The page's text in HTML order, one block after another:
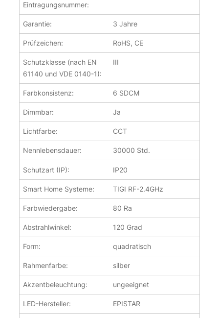
Eintragungsnummer:
Garantie: 3 Jahre
Prüfzeichen: RoHS, CE
Schutzklasse (nach EN
61140 und VDE 0140-1):
III
Farbkonsistenz: 6 SDCM
Dimmbar: Ja
Lichtfarbe: CCT
Nennlebensdauer: 30000 Std.
Schutzart (IP): IP20
Smart Home Systeme: TIGI RF-2.4GHz
Farbwiedergabe: 80 Ra
Abstrahlwinkel: 120 Grad
Form: quadratisch
Rahmenfarbe: silber
Akzentbeleuchtung: ungeeignet
LED-Hersteller: EPISTAR